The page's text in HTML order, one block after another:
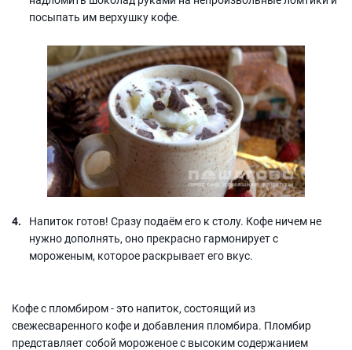
посыпать им верхушку кофе.
Напиток готов! Сразу подаём его к столу. Кофе ничем не
нужно дополнять, оно прекрасно гармонирует с
мороженым, которое раскрывает его вкус.
Кофе с пломбиром - это напиток, состоящий из
свежесваренного кофе и добавления пломбира. Пломбир
представляет собой мороженое с высоким содержанием